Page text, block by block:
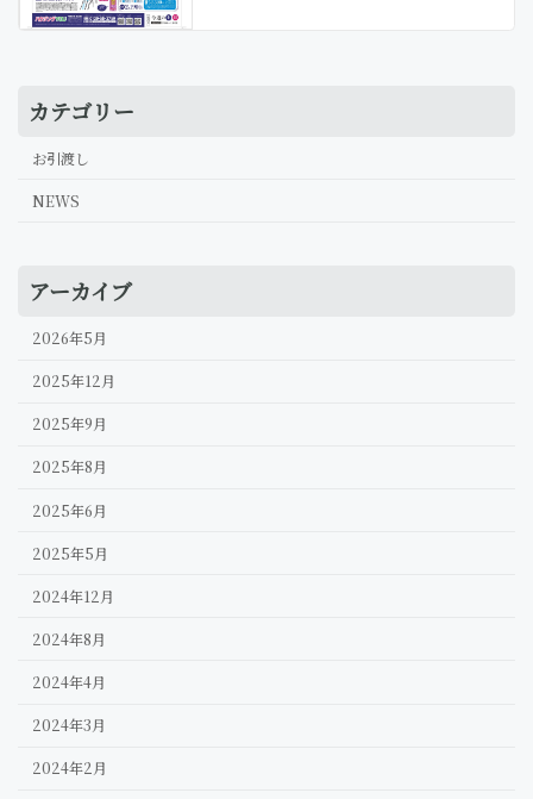
カテゴリー
お引渡し
NEWS
アーカイブ
2026年5月
2025年12月
2025年9月
2025年8月
2025年6月
2025年5月
2024年12月
2024年8月
2024年4月
2024年3月
2024年2月